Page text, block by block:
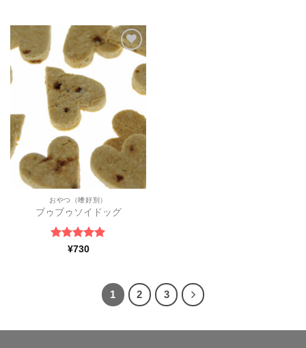
い物
リス
トに
おやつ（嗜好別）
ブゥブゥソイドッグ
5段階中5
¥730
1 2 3